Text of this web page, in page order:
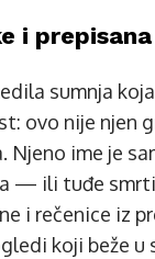
i
sumnja
ovo nije njen
Njeno ime je
— ili tuđe
i rečenice iz
koji beže u